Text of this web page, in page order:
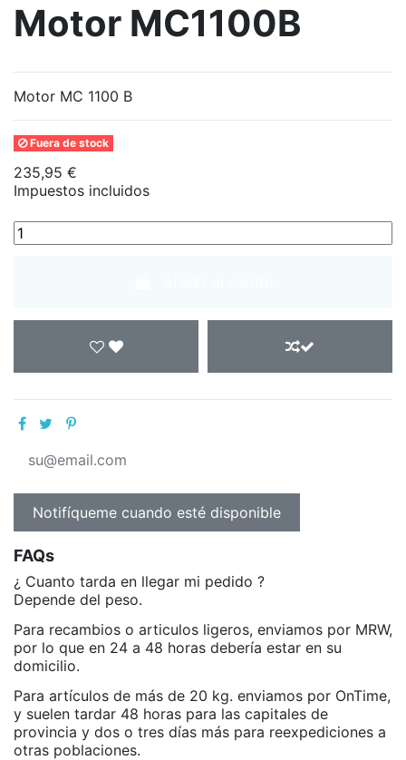
Motor MC1100B
Motor MC 1100 B
Fuera de stock
235,95 €
Impuestos incluidos
FAQs
¿ Cuanto tarda en llegar mi pedido ?
Depende del peso.
Para recambios o articulos ligeros, enviamos por MRW,
por lo que en 24 a 48 horas debería estar en su
domicilio.
Para artículos de más de 20 kg. enviamos por OnTime,
y suelen tardar 48 horas para las capitales de
provincia y dos o tres días más para reexpediciones a
otras poblaciones.